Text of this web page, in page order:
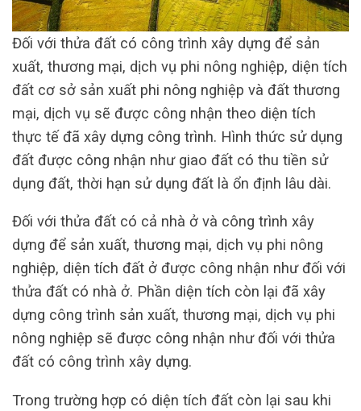
Đối với thửa đất có công trình xây dựng để sản
xuất, thương mại, dịch vụ phi nông nghiệp, diện tích
đất cơ sở sản xuất phi nông nghiệp và đất thương
mại, dịch vụ sẽ được công nhận theo diện tích
thực tế đã xây dựng công trình. Hình thức sử dụng
đất được công nhận như giao đất có thu tiền sử
dụng đất, thời hạn sử dụng đất là ổn định lâu dài.
Đối với thửa đất có cả nhà ở và công trình xây
dựng để sản xuất, thương mại, dịch vụ phi nông
nghiệp, diện tích đất ở được công nhận như đối với
thửa đất có nhà ở. Phần diện tích còn lại đã xây
dựng công trình sản xuất, thương mại, dịch vụ phi
nông nghiệp sẽ được công nhận như đối với thửa
đất có công trình xây dựng.
Trong trường hợp có diện tích đất còn lại sau khi